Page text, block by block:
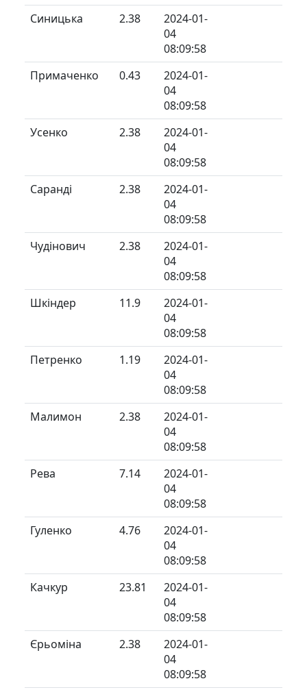
Синицька
2.38
2024-01-
04
08:09:58
Примаченко
0.43
2024-01-
04
08:09:58
Усенко
2.38
2024-01-
04
08:09:58
Саранді
2.38
2024-01-
04
08:09:58
Чудінович
2.38
2024-01-
04
08:09:58
Шкіндер
11.9
2024-01-
04
08:09:58
Петренко
1.19
2024-01-
04
08:09:58
Малимон
2.38
2024-01-
04
08:09:58
Рева
7.14
2024-01-
04
08:09:58
Гуленко
4.76
2024-01-
04
08:09:58
Качкур
23.81
2024-01-
04
08:09:58
Єрьоміна
2.38
2024-01-
04
08:09:58